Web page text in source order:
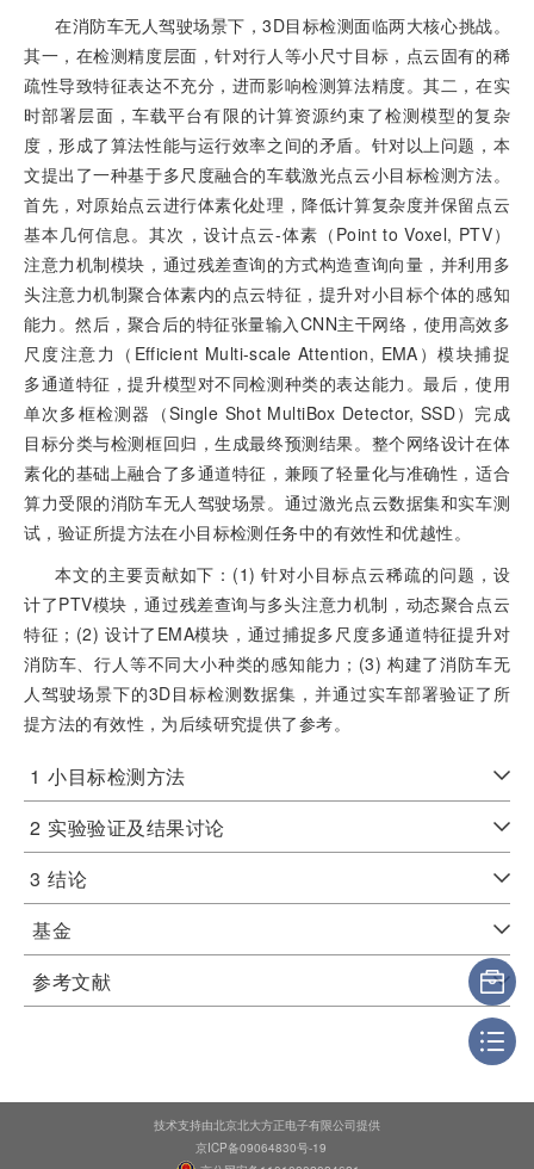
在消防车无人驾驶场景下，3D目标检测面临两大核心挑战。
其一，在检测精度层面，针对行人等小尺寸目标，点云固有的稀
疏性导致特征表达不充分，进而影响检测算法精度。其二，在实
时部署层面，车载平台有限的计算资源约束了检测模型的复杂
度，形成了算法性能与运行效率之间的矛盾。针对以上问题，本
文提出了一种基于多尺度融合的车载激光点云小目标检测方法。
首先，对原始点云进行体素化处理，降低计算复杂度并保留点云
基本几何信息。其次，设计点云-体素（Point to Voxel, PTV）
注意力机制模块，通过残差查询的方式构造查询向量，并利用多
头注意力机制聚合体素内的点云特征，提升对小目标个体的感知
能力。然后，聚合后的特征张量输入CNN主干网络，使用高效多
尺度注意力（Efficient Multi-scale Attention, EMA）模块捕捉
多通道特征，提升模型对不同检测种类的表达能力。最后，使用
单次多框检测器（Single Shot MultiBox Detector, SSD）完成
目标分类与检测框回归，生成最终预测结果。整个网络设计在体
素化的基础上融合了多通道特征，兼顾了轻量化与准确性，适合
算力受限的消防车无人驾驶场景。通过激光点云数据集和实车测
试，验证所提方法在小目标检测任务中的有效性和优越性。
本文的主要贡献如下：(1) 针对小目标点云稀疏的问题，设
计了PTV模块，通过残差查询与多头注意力机制，动态聚合点云
特征；(2) 设计了EMA模块，通过捕捉多尺度多通道特征提升对
消防车、行人等不同大小种类的感知能力；(3) 构建了消防车无
人驾驶场景下的3D目标检测数据集，并通过实车部署验证了所
提方法的有效性，为后续研究提供了参考。
1 小目标检测方法
2 实验验证及结果讨论
3 结论
基金
参考文献
技术支持由北京北大方正电子有限公司提供
京ICP备09064830号-19